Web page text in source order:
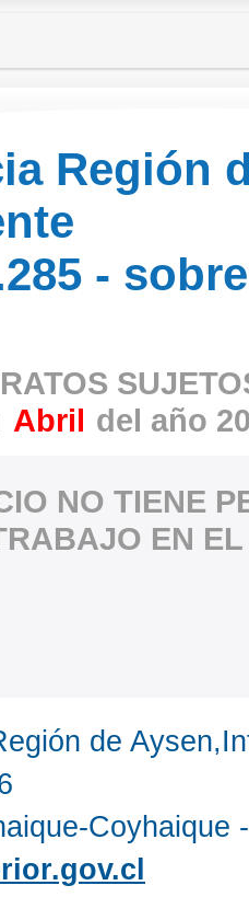
Región
-
Abril del año
NO TIENE
EN
de
Coyhaique